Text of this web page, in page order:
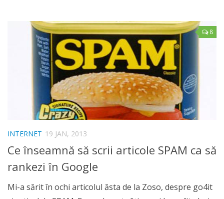
8
INTERNET 19 JAN, 2013
Ce înseamnă să scrii articole SPAM ca să
rankezi în Google
Mi-a sărit în ochi articolul ăsta de la Zoso, despre go4it